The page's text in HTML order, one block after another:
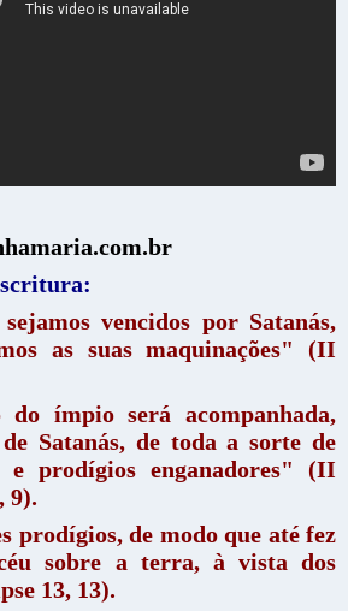
vencidos por Satanás,
as suas maquinações" (II
do ímpio será acompanhada,
Satanás, de toda a sorte de
e prodígios enganadores" (II
9).
prodígios, de modo que até fez
sobre a terra, à vista dos
13, 13).